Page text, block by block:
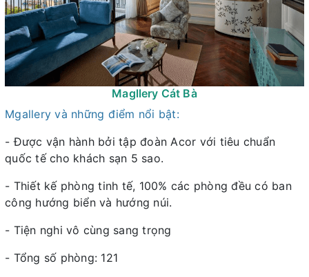
Magllery Cát Bà
Mgallery và những điểm nổi bật:
- Được vận hành bởi tập đoàn Acor với tiêu chuẩn
quốc tế cho khách sạn 5 sao.
- Thiết kế phòng tinh tế, 100% các phòng đều có ban
công hướng biển và hướng núi.
- Tiện nghi vô cùng sang trọng
- Tổng số phòng: 121